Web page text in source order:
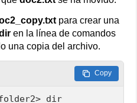
para crear una
en la línea de comandos
una copia del archivo.
Copy
dir